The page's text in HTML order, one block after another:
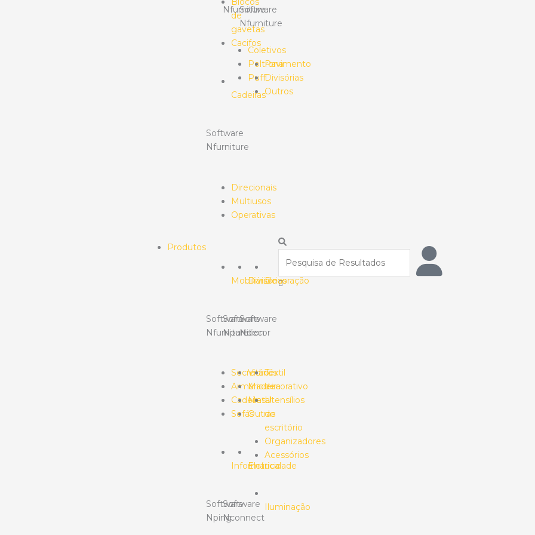
de
gavetas
Cacifos
Cadeiras
Software
Nfurniture
Direcionais
Multiusos
Operativas
Nfurniture
Coletivos
Poltrona
Puff
Software
Nfurniture
Pavimento
Divisórias
Outros
Produtos
Mobiliário
Software
Nfurniture
Secretárias
Armários
Cadeiras
Sofás
Informática
Software
Nping
Divisórias
Software
Npartition
Vidro
Madeira
Metal
Outras
Eletricidade
Software
Nconnect
Decoração
Software
Ndecor
Têxtil
decorativo
Utensílios
de
escritório
Organizadores
Acessórios
Iluminação
Procurar